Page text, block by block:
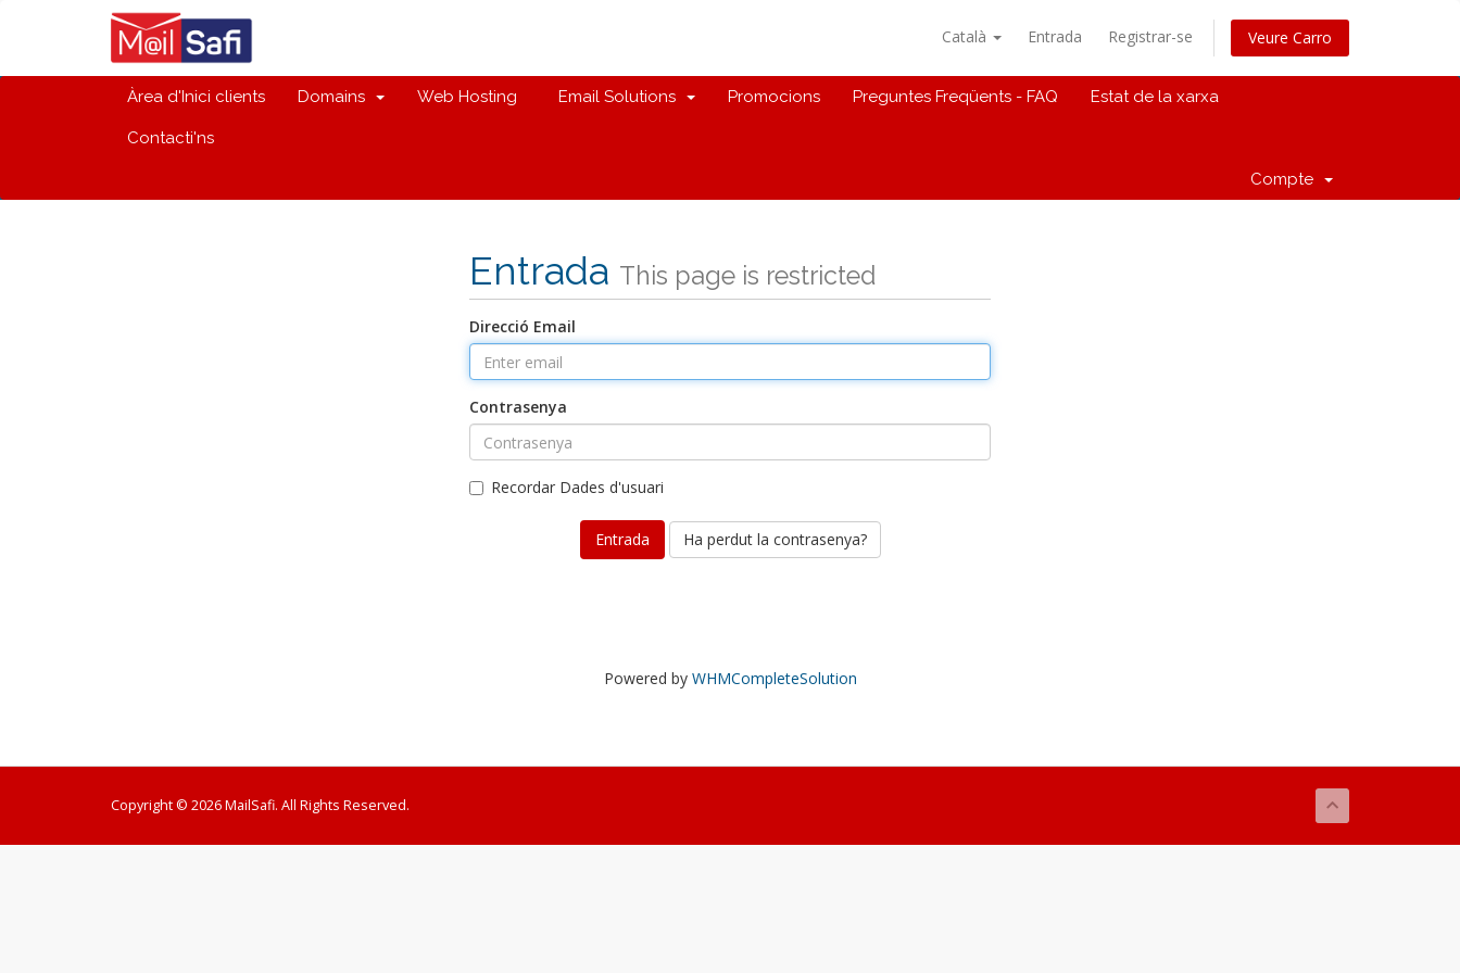
Català Entrada Registrar-se Veure Carro
Àrea d'Inici clients Domains Web Hosting Email Solutions Promocions Preguntes Freqüents - FAQ Estat de la xarxa
Contacti'ns
Compte
Entrada This page is restricted
Direcció Email
Contrasenya
Recordar Dades d'usuari
Ha perdut la contrasenya?
Powered by WHMCompleteSolution
Copyright © 2026 MailSafi. All Rights Reserved.